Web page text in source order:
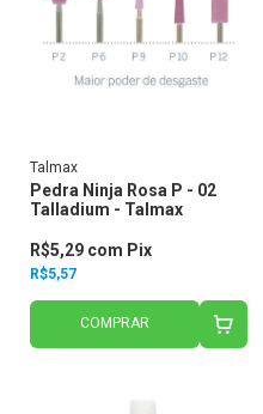
Talmax
Pedra Ninja Rosa P - 02
Talladium - Talmax
R$5,57
R$5,29 com Pix
COMPRAR